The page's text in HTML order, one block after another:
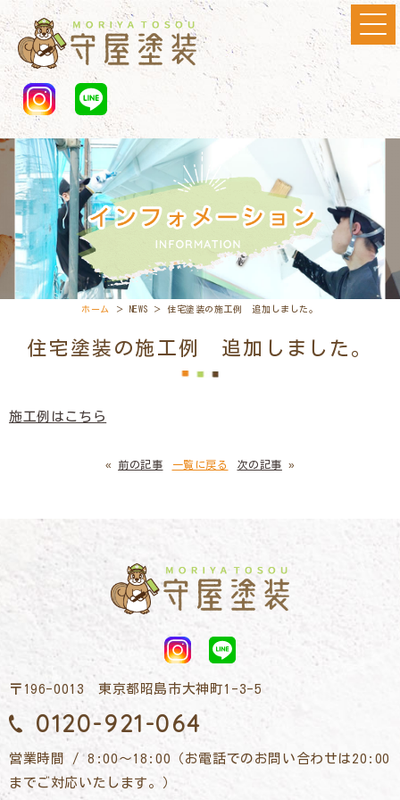
ホーム ＞ NEWS ＞ 住宅塗装の施工例 追加しました。
住宅塗装の施工例 追加しました。
施工例はこちら
« 前の記事 一覧に戻る 次の記事 »
〒196-0013 東京都昭島市大神町1-3-5
0120-921-064
営業時間 / 8:00～18:00（お電話でのお問い合わせは20:00
までご対応いたします。）